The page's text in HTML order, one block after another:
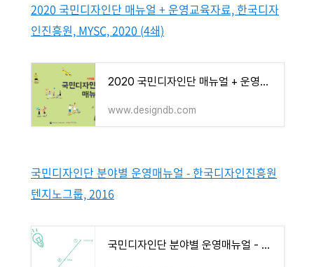
2020 국민디자인단 매뉴얼 + 운영교육자료, 한국디자
인진흥원, MYSC, 2020 (4쇄)
2020 국민디자인단 매뉴얼 + 운영교육자료, 한국디자인진흥원, MYSC, 2020 (4쇄)
www.designdb.com
국민디자인단 분야별 운영매뉴얼 - 한국디자인진흥원
텐지노그룹, 2016
국민디자인단 분야별 운영매뉴얼 - 한국디자인진흥원 텐지노그룹, 2016